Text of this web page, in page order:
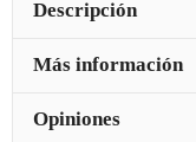
Descripción
Más información
Opiniones